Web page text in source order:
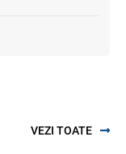
VEZI TOATE